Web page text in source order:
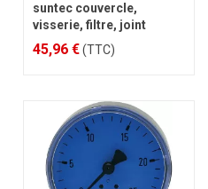
suntec couvercle,
visserie, filtre, joint
45,96 €(TTC)